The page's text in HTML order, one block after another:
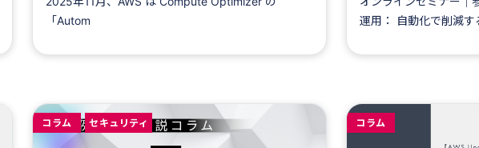
「Autom
運用： 自動化で削減す
コラム セキュリティ コラム